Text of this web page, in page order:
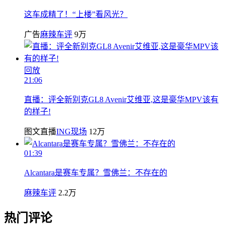
这车成精了！“上楼”看风光？
广告麻辣车评 9万
回放
21:06
直播：评全新别克GL8 Avenir艾维亚,这是豪华MPV该有
的样子!
图文直播ING现场 12万
01:39
Alcantara是赛车专属？雪佛兰：不存在的
麻辣车评 2.2万
热门评论